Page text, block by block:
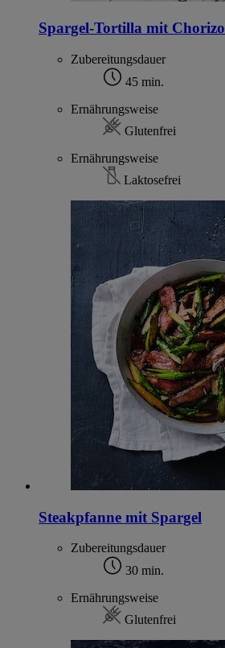
Spargel-Tortilla mit Chorizo
Zubereitungsdauer
45 min.
Ernährungsweise
Glutenfrei
Ernährungsweise
Laktosefrei
Steakpfanne mit Spargel
Zubereitungsdauer
30 min.
Ernährungsweise
Glutenfrei